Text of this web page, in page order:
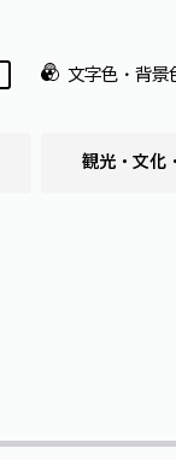
文字色・背景
観光・文化